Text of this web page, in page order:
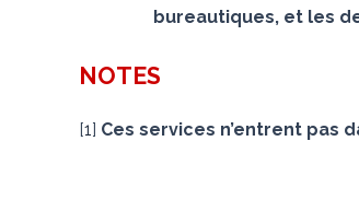
bureautiques, et les
NOTES
[1] Ces services n’entrent pas